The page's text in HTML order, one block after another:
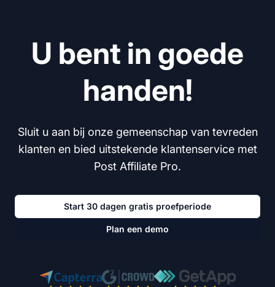
U bent in goede
handen!
Sluit u aan bij onze gemeenschap van tevreden
klanten en bied uitstekende klantenservice met
Post Affiliate Pro.
Start 30 dagen gratis proefperiode
Plan een demo